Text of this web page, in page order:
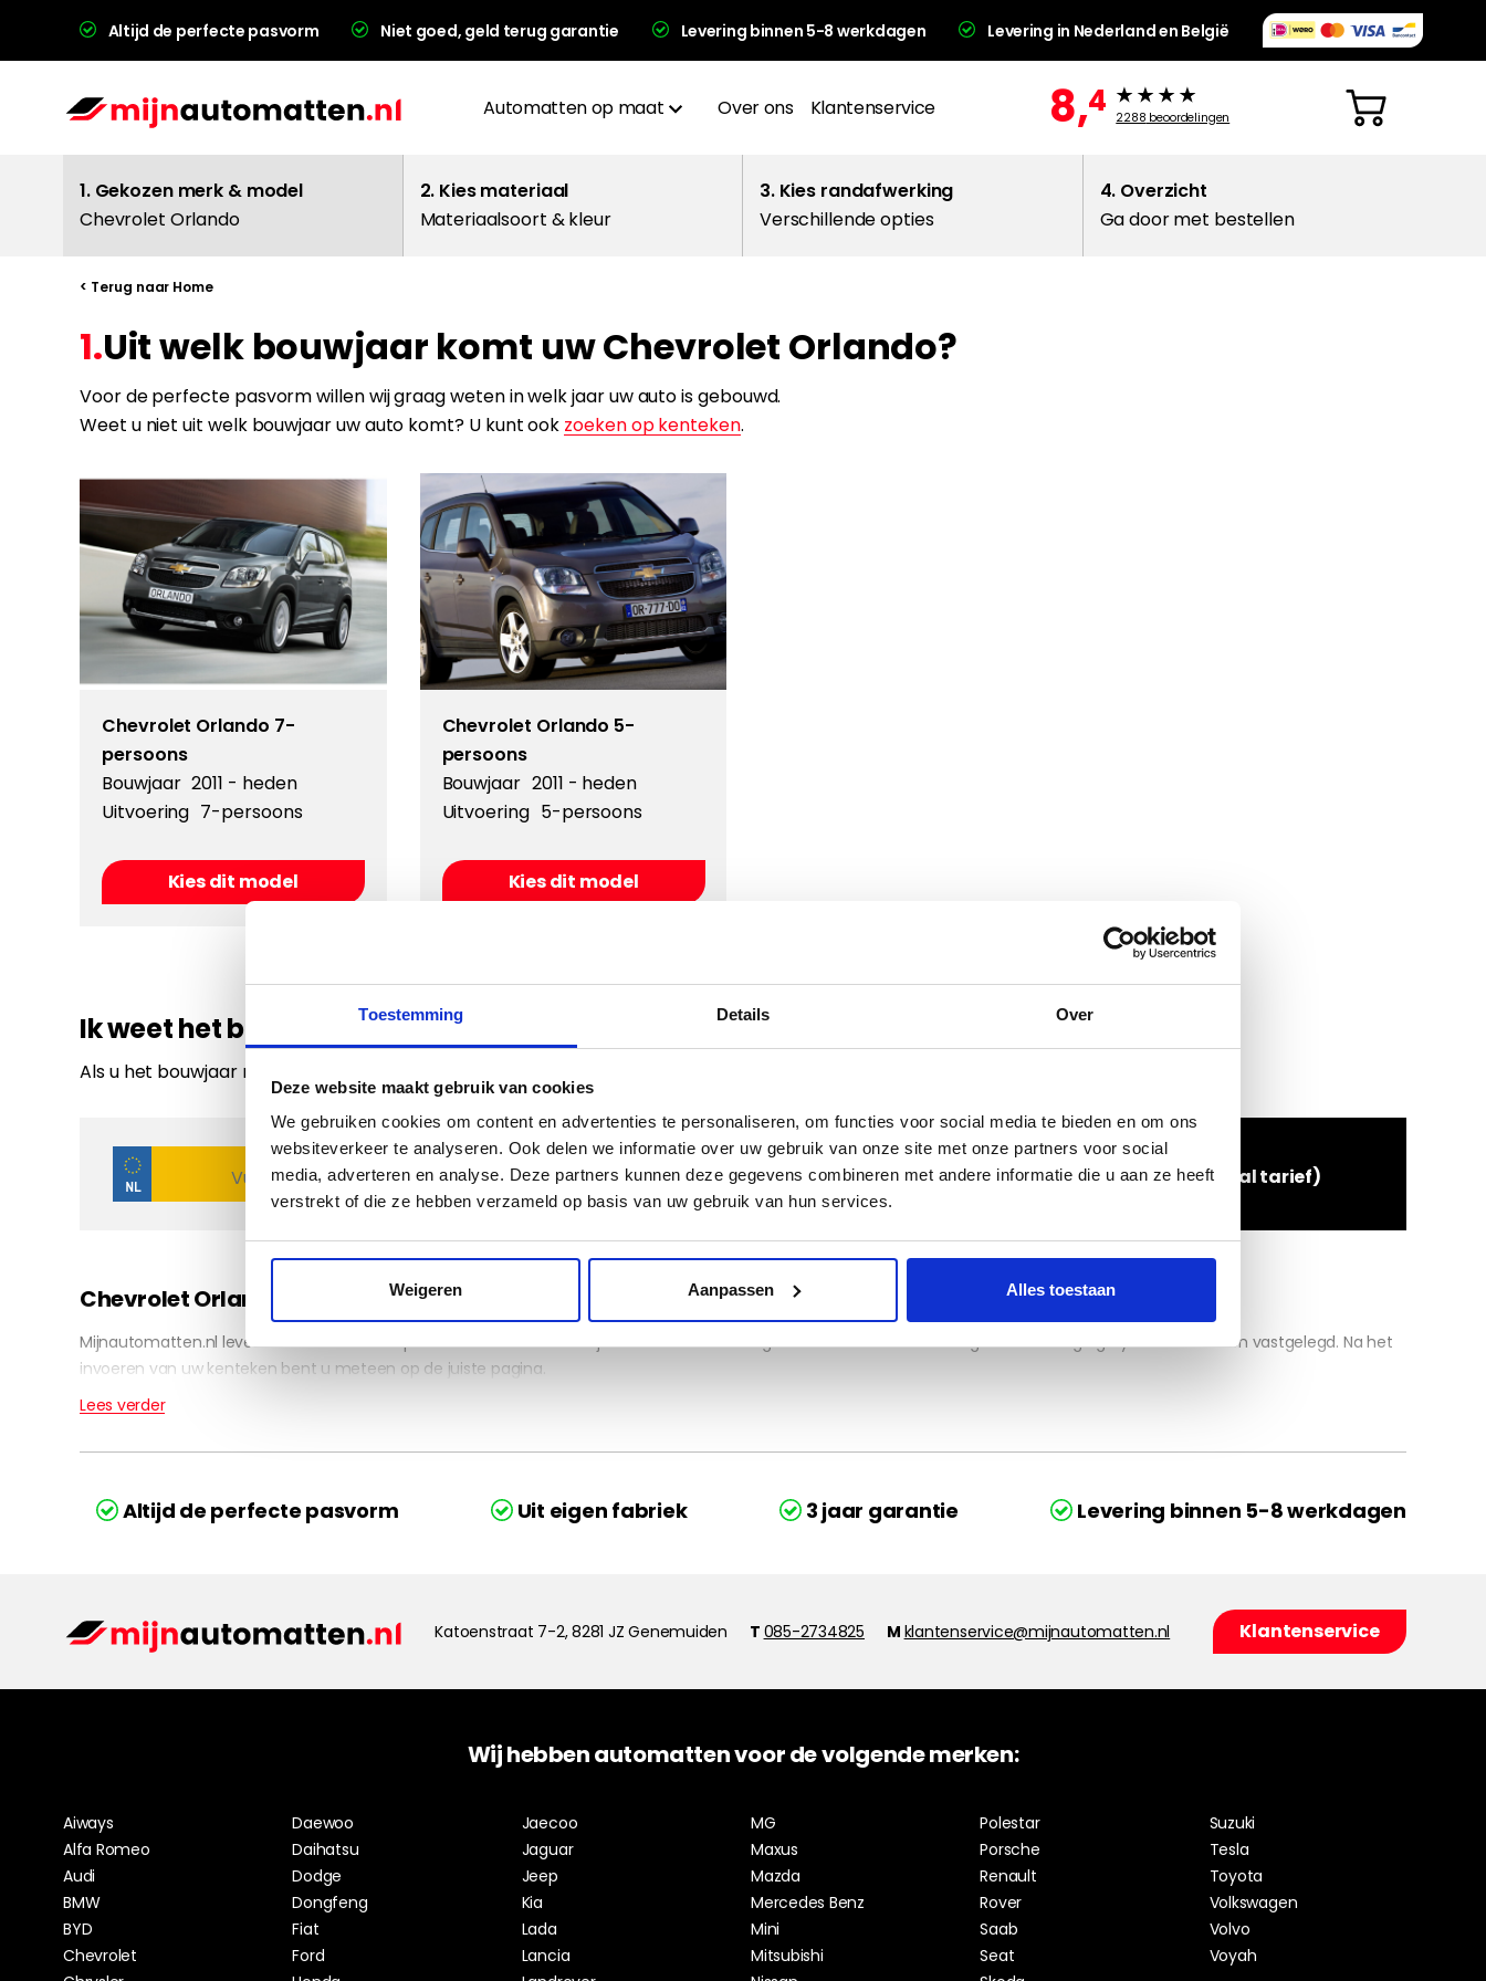
Toestemming Details Over
Deze website maakt gebruik van cookies
We gebruiken cookies om content en advertenties te personaliseren, om functies voor social media te bieden en om ons
websiteverkeer te analyseren. Ook delen we informatie over uw gebruik van onze site met onze partners voor social
media, adverteren en analyse. Deze partners kunnen deze gegevens combineren met andere informatie die u aan ze heeft
verstrekt of die ze hebben verzameld op basis van uw gebruik van hun services.
Weigeren Aanpassen Alles toestaan
Altijd de perfecte pasvorm Niet goed, geld terug garantie Levering binnen 5-8 werkdagen Levering in Nederland en België
Automatten op maat
Afwerkingen
Levering en garantie
Over ons Klantenservice 8,4 2288 beoordelingen
1. Gekozen merk & model
Chevrolet Orlando
2. Kies materiaal
Materiaalsoort & kleur
3. Kies randafwerking
Verschillende opties
4. Overzicht
Ga door met bestellen
< Terug naar Home
1.Uit welk bouwjaar komt uw Chevrolet Orlando?
Voor de perfecte pasvorm willen wij graag weten in welk jaar uw auto is gebouwd.
Weet u niet uit welk bouwjaar uw auto komt? U kunt ook zoeken op kenteken.
Chevrolet Orlando 7-
persoons
Bouwjaar 2011 - heden
Uitvoering 7-persoons
Kies dit model
Chevrolet Orlando 5-
persoons
Bouwjaar 2011 - heden
Uitvoering 5-persoons
Kies dit model
Ik weet het bouwjaar niet
Als u het bouwjaar niet weet van uw auto kunt u hier op kenteken zoeken:
Bel:085 273 48 25 (lokaal tarief)
Chevrolet Orlando automatten op maat bestellen
Mijnautomatten.nl levert voor elke auto de pasvorm matten. Deze wijken niet af van het orgineel en kunnen met de orginele bevestigingssystemen worden vastgelegd. Na het
invoeren van uw kenteken bent u meteen op de juiste pagina.
Lees verder
Altijd de perfecte pasvorm Uit eigen fabriek 3 jaar garantie Levering binnen 5-8 werkdagen
Katoenstraat 7-2, 8281 JZ Genemuiden T 085-2734825 M klantenservice@mijnautomatten.nl Klantenservice
Wij hebben automatten voor de volgende merken:
Aiways
Alfa Romeo
Audi
BMW
BYD
Chevrolet
Daewoo
Daihatsu
Dodge
Dongfeng
Fiat
Ford
Jaecoo
Jaguar
Jeep
Kia
Lada
Lancia
MG
Maxus
Mazda
Mercedes Benz
Mini
Mitsubishi
Polestar
Porsche
Renault
Rover
Saab
Seat
Suzuki
Tesla
Toyota
Volkswagen
Volvo
Voyah